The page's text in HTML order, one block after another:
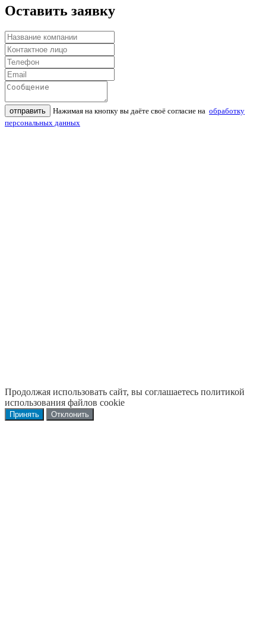
Оставить заявку
отправить Нажимая на кнопку вы даёте своё согласие на обработку
персональных данных
Продолжая использовать сайт, вы соглашаетесь политикой
использования файлов cookie
Принять Отклонить